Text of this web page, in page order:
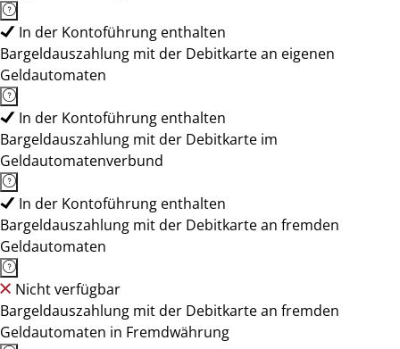
In der Kontoführung enthalten
Bargeldauszahlung mit der Debitkarte an eigenen
Geldautomaten
In der Kontoführung enthalten
Bargeldauszahlung mit der Debitkarte im
Geldautomatenverbund
In der Kontoführung enthalten
Bargeldauszahlung mit der Debitkarte an fremden
Geldautomaten
Nicht verfügbar
Bargeldauszahlung mit der Debitkarte an fremden
Geldautomaten in Fremdwährung